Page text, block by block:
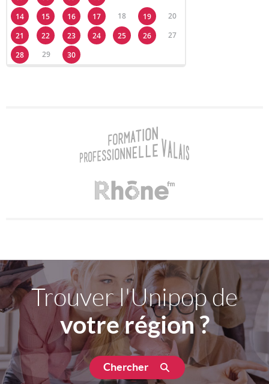
14
15 16 17 18 19
20
21
22 23 24 25 26
27
28
29 30
Trouver l'Unipop de
votre région ?
Chercher